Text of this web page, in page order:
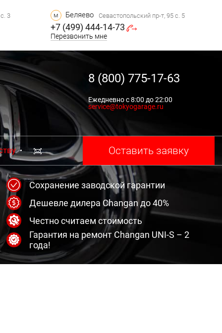
3 м Беляево Севастопольский пр-т, 95 с. 5
+7 (499) 444-14-73
Перезвонить мне
8 (800) 775-17-63
Ежедневно с 8:00 до 22:00
service@tokyogarage.ru
Оставить заявку
Сохранение заводской гарантии
Дешевле дилера Changan до 40%
Честно считаем стоимость
Гарантия на ремонт Changan UNI-S – 2
года!